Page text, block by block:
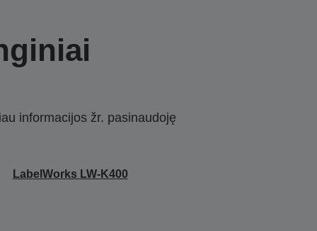
informacijos žr. pasinaudoję
LabelWorks LW-K400